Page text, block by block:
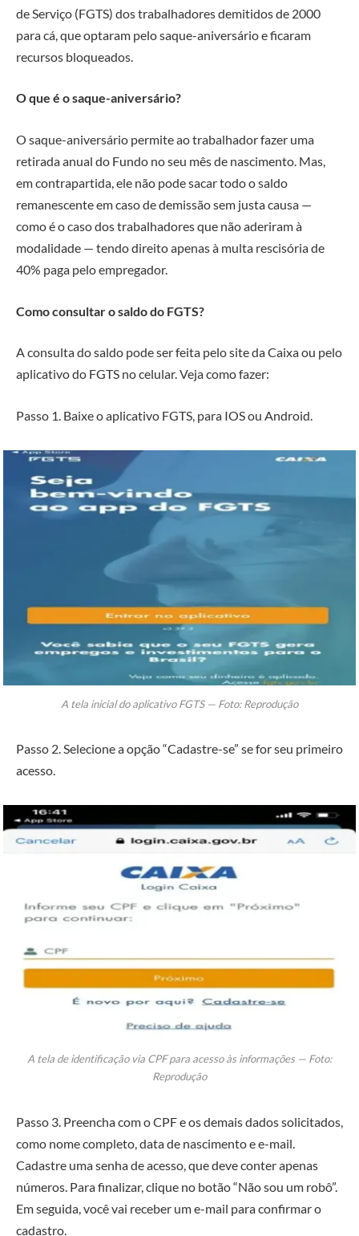
de Serviço (FGTS) dos trabalhadores demitidos de 2000
para cá, que optaram pelo saque-aniversário e ficaram
recursos bloqueados.
O que é o saque-aniversário?
O saque-aniversário permite ao trabalhador fazer uma
retirada anual do Fundo no seu mês de nascimento. Mas,
em contrapartida, ele não pode sacar todo o saldo
remanescente em caso de demissão sem justa causa —
como é o caso dos trabalhadores que não aderiram à
modalidade — tendo direito apenas à multa rescisória de
40% paga pelo empregador.
Como consultar o saldo do FGTS?
A consulta do saldo pode ser feita pelo site da Caixa ou pelo
aplicativo do FGTS no celular. Veja como fazer:
Passo 1. Baixe o aplicativo FGTS, para IOS ou Android.
A tela inicial do aplicativo FGTS — Foto: Reprodução
Passo 2. Selecione a opção “Cadastre-se” se for seu primeiro
acesso.
A tela de identificação via CPF para acesso às informações — Foto:
Reprodução
Passo 3. Preencha com o CPF e os demais dados solicitados,
como nome completo, data de nascimento e e-mail.
Cadastre uma senha de acesso, que deve conter apenas
números. Para finalizar, clique no botão “Não sou um robô”.
Em seguida, você vai receber um e-mail para confirmar o
cadastro.